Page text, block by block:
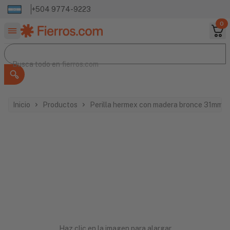
+504 9774-9223
0
Buscar productos
Busca todo en
Busca todo enfierros.com
Inicio Productos Perilla hermex con madera bronce 31mm